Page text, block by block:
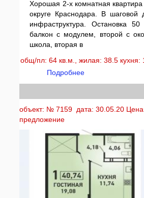
Хорошая 2-х комнатная
округе Краснодара. В шаговой
инфраструктура. Остановка
балкон с модулем, второй с
школа, вторая в
общ/пл: 64 кв.м., жилая: 38.5 кухня:
Подробнее
объект: № 7159 дата: 30.05.20
предложение